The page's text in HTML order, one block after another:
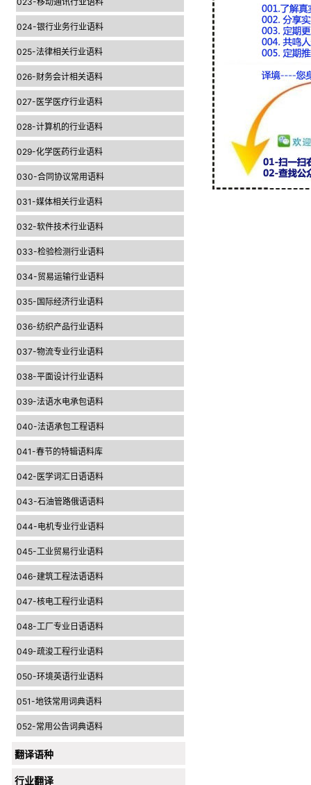
024-银行业务行业语料
025-法律相关行业语料
026-财务会计相关语料
027-医学医疗行业语料
028-计算机的行业语料
029-化学医药行业语料
030-合同协议常用语料
031-媒体相关行业语料
032-软件技术行业语料
033-检验检测行业语料
034-贸易运输行业语料
035-国际经济行业语料
036-纺织产品行业语料
037-物流专业行业语料
038-平面设计行业语料
039-法语水电承包语料
040-法语承包工程语料
041-春节的特辑语料库
042-医学词汇日语语料
043-石油管路俄语语料
044-电机专业行业语料
045-工业贸易行业语料
046-建筑工程法语语料
047-核电工程行业语料
048-工厂专业日语语料
049-疏浚工程行业语料
050-环境英语行业语料
051-地铁常用词典语料
052-常用公告词典语料
翻译语种
行业翻译